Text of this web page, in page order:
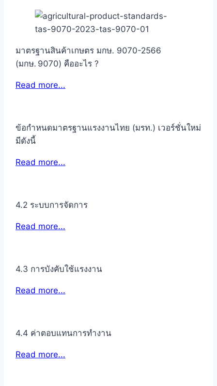
มาตรฐานสินค้าเกษตร มกษ. 9070-2566
(มกษ. 9070) คืออะไร ?
Read more...
ข้อกำหนดมาตรฐานแรงงานไทย (มรท.) เวอร์ชั่นใหม่
มีดังนี้
Read more...
4.2 ระบบการจัดการ
Read more...
4.3 การบังคับใช้แรงงาน
Read more...
4.4 ค่าตอบแทนการทำงาน
Read more...